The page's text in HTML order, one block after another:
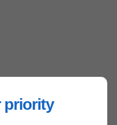
priority